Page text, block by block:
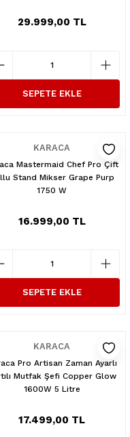
29.999,00 TL
SEPETE EKLE
KARACA
Mastermaid Chef Pro Çift
Stand Mikser Grape Purp
1750 W
16.999,00 TL
SEPETE EKLE
KARACA
Pro Artisan Zaman Ayarlı
Mutfak Şefi Copper Glow
1600W 5 Litre
17.499,00 TL